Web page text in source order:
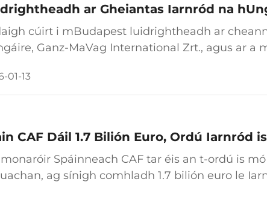
ar Gheiantas Iarnród na
cúirt i mBudapest luidrightheadh ar
Ganz-MaVag International Zrt., agus ar a
a athshlánú gan leath...
01-13
CAF Dáil 1.7 Bilión Euro, Ordú Iarnród
monaróir Spáinneach CAF tar éis an t-ordú is
ag sínigh comhladh 1.7 bilión euro le
an chomhaontú tosach ordú ar 180